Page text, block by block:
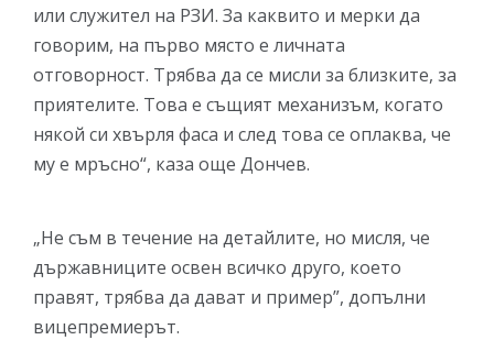
или служител на РЗИ. За каквито и мерки да
говорим, на първо място е личната
отговорност. Трябва да се мисли за близките, за
приятелите. Това е същият механизъм, когато
някой си хвърля фаса и след това се оплаква, че
му е мръсно“, каза още Дончев.
„Не съм в течение на детайлите, но мисля, че
държавниците освен всичко друго, което
правят, трябва да дават и пример”, допълни
вицепремиерът.